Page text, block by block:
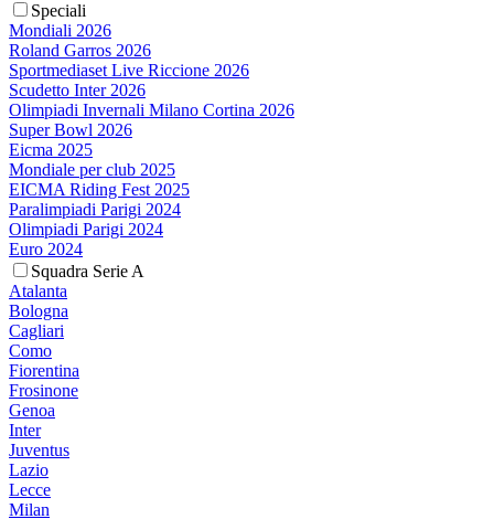
Speciali
Mondiali 2026
Roland Garros 2026
Sportmediaset Live Riccione 2026
Scudetto Inter 2026
Olimpiadi Invernali Milano Cortina 2026
Super Bowl 2026
Eicma 2025
Mondiale per club 2025
EICMA Riding Fest 2025
Paralimpiadi Parigi 2024
Olimpiadi Parigi 2024
Euro 2024
Squadra Serie A
Atalanta
Bologna
Cagliari
Como
Fiorentina
Frosinone
Genoa
Inter
Juventus
Lazio
Lecce
Milan